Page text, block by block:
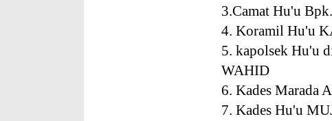
3.Camat Hu'u
4. Koramil Hu'u
5. kapolsek Hu'u
WAHID
6. Kades Marada
7. Kades Hu'u